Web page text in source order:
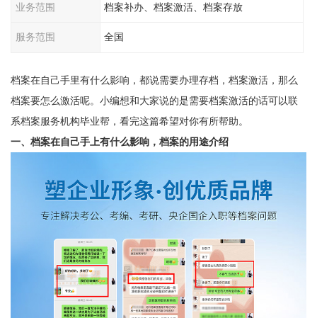
业务范围 档案补办、档案激活、档案存放
服务范围 全国
档案在自己手里有什么影响，都说需要办理存档，档案激活，那么
档案要怎么激活呢。小编想和大家说的是需要档案激活的话可以联
系档案服务机构毕业帮，看完这篇希望对你有所帮助。
一、档案在自己手上有什么影响，档案的用途介绍